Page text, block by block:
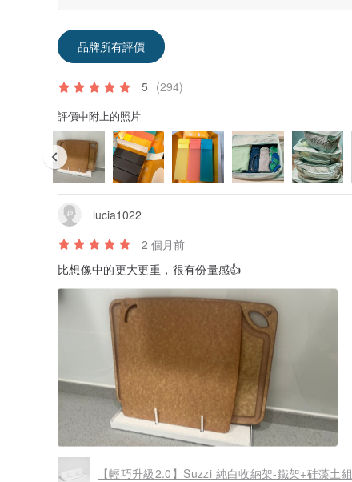
品牌所有評價
5 (294)
評價中附上的照片
lucia1022
2 個月前
比想像中的更大更重，很有份量感👍
【輕巧升級2.0】Suzzi 純白收納架-鐵架+硅藻土組